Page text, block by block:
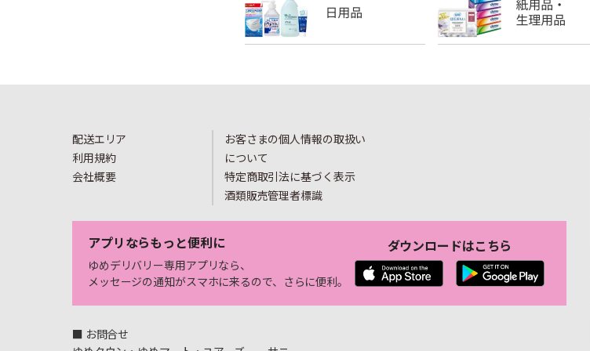
配送エリア
利用規約
会社概要
お客さまの個人情報の取扱い
について
特定商取引法に基づく表示
酒類販売管理者標識
アプリならもっと便利に
ゆめデリバリー専用アプリなら、
メッセージの通知がスマホに来るので、さらに便利。
ダウンロードはこちら
■ お問合せ